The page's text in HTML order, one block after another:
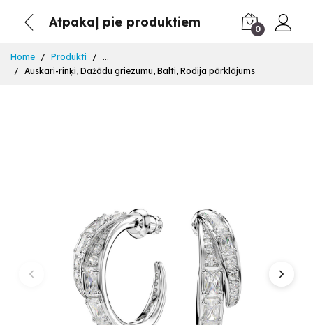
Atpakaļ pie produktiem 0
Home Produkti
...
Auskari-rinķi, Dažādu griezumu, Balti, Rodija pārklājums